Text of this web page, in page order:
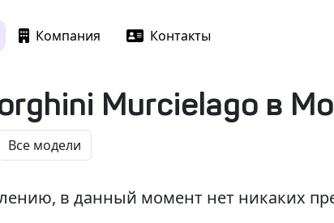
Компания Контакты
Murcielago в
в данный момент нет никаких